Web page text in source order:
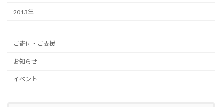
2013年
ご寄付・ご支援
お知らせ
イベント